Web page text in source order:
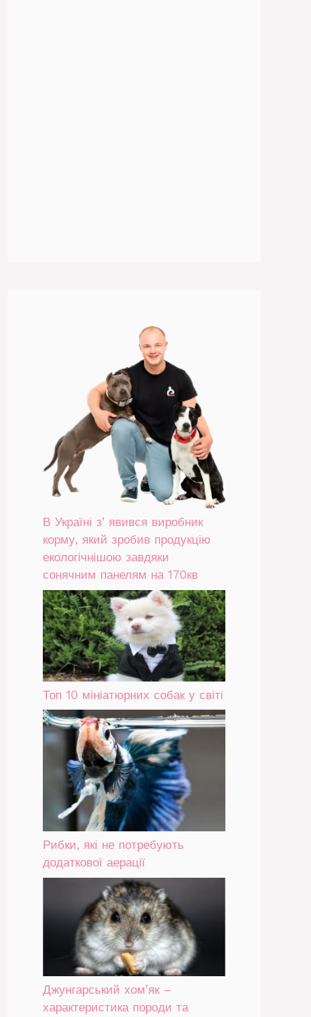
В Україні зʼявився виробник
корму, який зробив продукцію
екологічнішою завдяки
сонячним панелям на 170кв
Топ 10 мініатюрних собак у світі
Рибки, які не потребують
додаткової аерації
Джунгарський хом’як –
характеристика породи та